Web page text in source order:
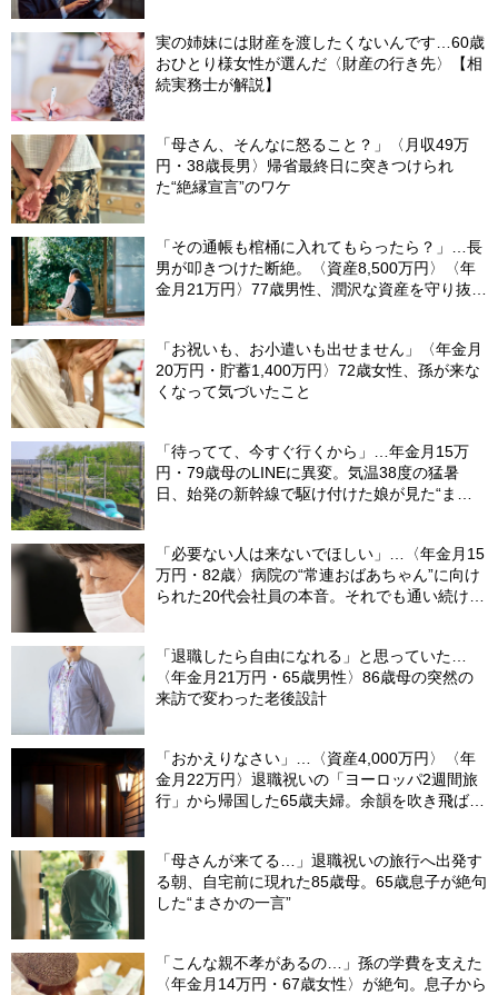
実の姉妹には財産を渡したくないんです…60歳
おひとり様女性が選んだ〈財産の行き先〉【相
続実務士が解説】
「母さん、そんなに怒ること？」〈月収49万
円・38歳長男〉帰省最終日に突きつけられ
た“絶縁宣言”のワケ
「その通帳も棺桶に入れてもらったら？」…長
男が叩きつけた断絶。〈資産8,500万円〉〈年
金月21万円〉77歳男性、潤沢な資産を守り抜い
「お祝いも、お小遣いも出せません」〈年金月
20万円・貯蓄1,400万円〉72歳女性、孫が来な
くなって気づいたこと
「待ってて、今すぐ行くから」…年金月15万
円・79歳母のLINEに異変。気温38度の猛暑
日、始発の新幹線で駆け付けた娘が見た“まさ
「必要ない人は来ないでほしい」…〈年金月15
万円・82歳〉病院の“常連おばあちゃん”に向け
られた20代会社員の本音。それでも通い続ける
「退職したら自由になれる」と思っていた…
〈年金月21万円・65歳男性〉86歳母の突然の
来訪で変わった老後設計
「おかえりなさい」…〈資産4,000万円〉〈年
金月22万円〉退職祝いの「ヨーロッパ2週間旅
行」から帰国した65歳夫婦。余韻を吹き飛ばし
「母さんが来てる…」退職祝いの旅行へ出発す
る朝、自宅前に現れた85歳母。65歳息子が絶句
した“まさかの一言”
「こんな親不孝があるの…」孫の学費を支えた
〈年金月14万円・67歳女性〉が絶句。息子から